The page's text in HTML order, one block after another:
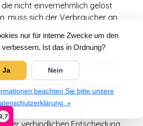
nur für interne Zwecke um den
Ist das in Ordnung?
Ja Nein
beachten Sie bitte unsere
»
nicht einvernehmlich gelöst
muss sich der Verbraucher an
vermittelt. Sollte noch
werden, hat der
Möglichkeit, seine Beschwerde
eingesetzten
Streitbeilegungsstelle bearbeiten
Entscheidung bindend ist und
als auch der
verbindlichen Entscheidung